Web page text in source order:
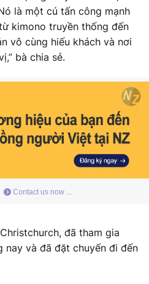
là một cú tấn công mạnh
kimono truyền thống đến
vô cùng hiếu khách và nơi
bà chia sẻ.
Contact us now ...
đã tham gia
nay và đã đặt chuyến đi đến